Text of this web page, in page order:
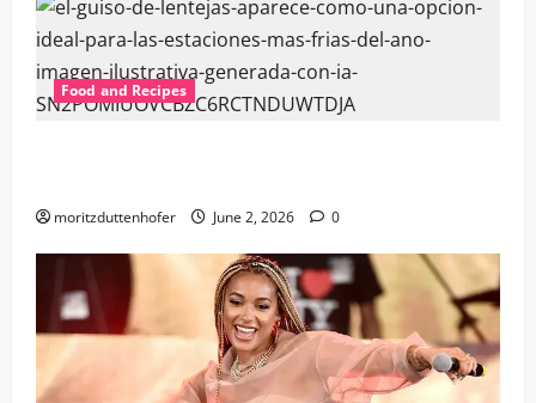
Food and Recipes
moritzduttenhofer June 2, 2026 0